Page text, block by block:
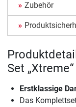
Zubehör
Set
Erstklassige
Das